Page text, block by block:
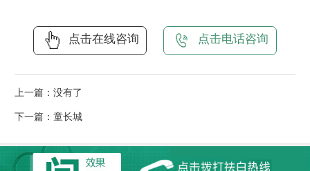
点击在线咨询 点击电话咨询
上一篇：没有了
下一篇： 童长城